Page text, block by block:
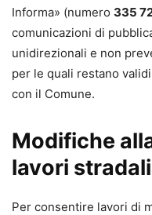
Informa» (numero 335
comunicazioni di
unidirezionali e non
per le quali restano
con il Comune.
Modifiche
lavori stradali
Per consentire lavori di